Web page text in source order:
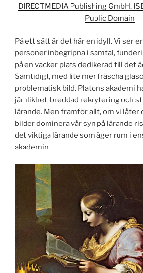
DIRECTMEDIA Publishing GmbH.
Public Domain
På ett sätt är det här en idyll. Vi ser
personer inbegripna i samtal,
på en vacker plats dedikerad till det
Samtidigt, med lite mer fräscha
problematisk bild. Platons akademi
jämlikhet, breddad rekrytering och
lärande. Men framför allt, om vi låter
bilder dominera vår syn på lärande
det viktiga lärande som äger rum i
akademin.